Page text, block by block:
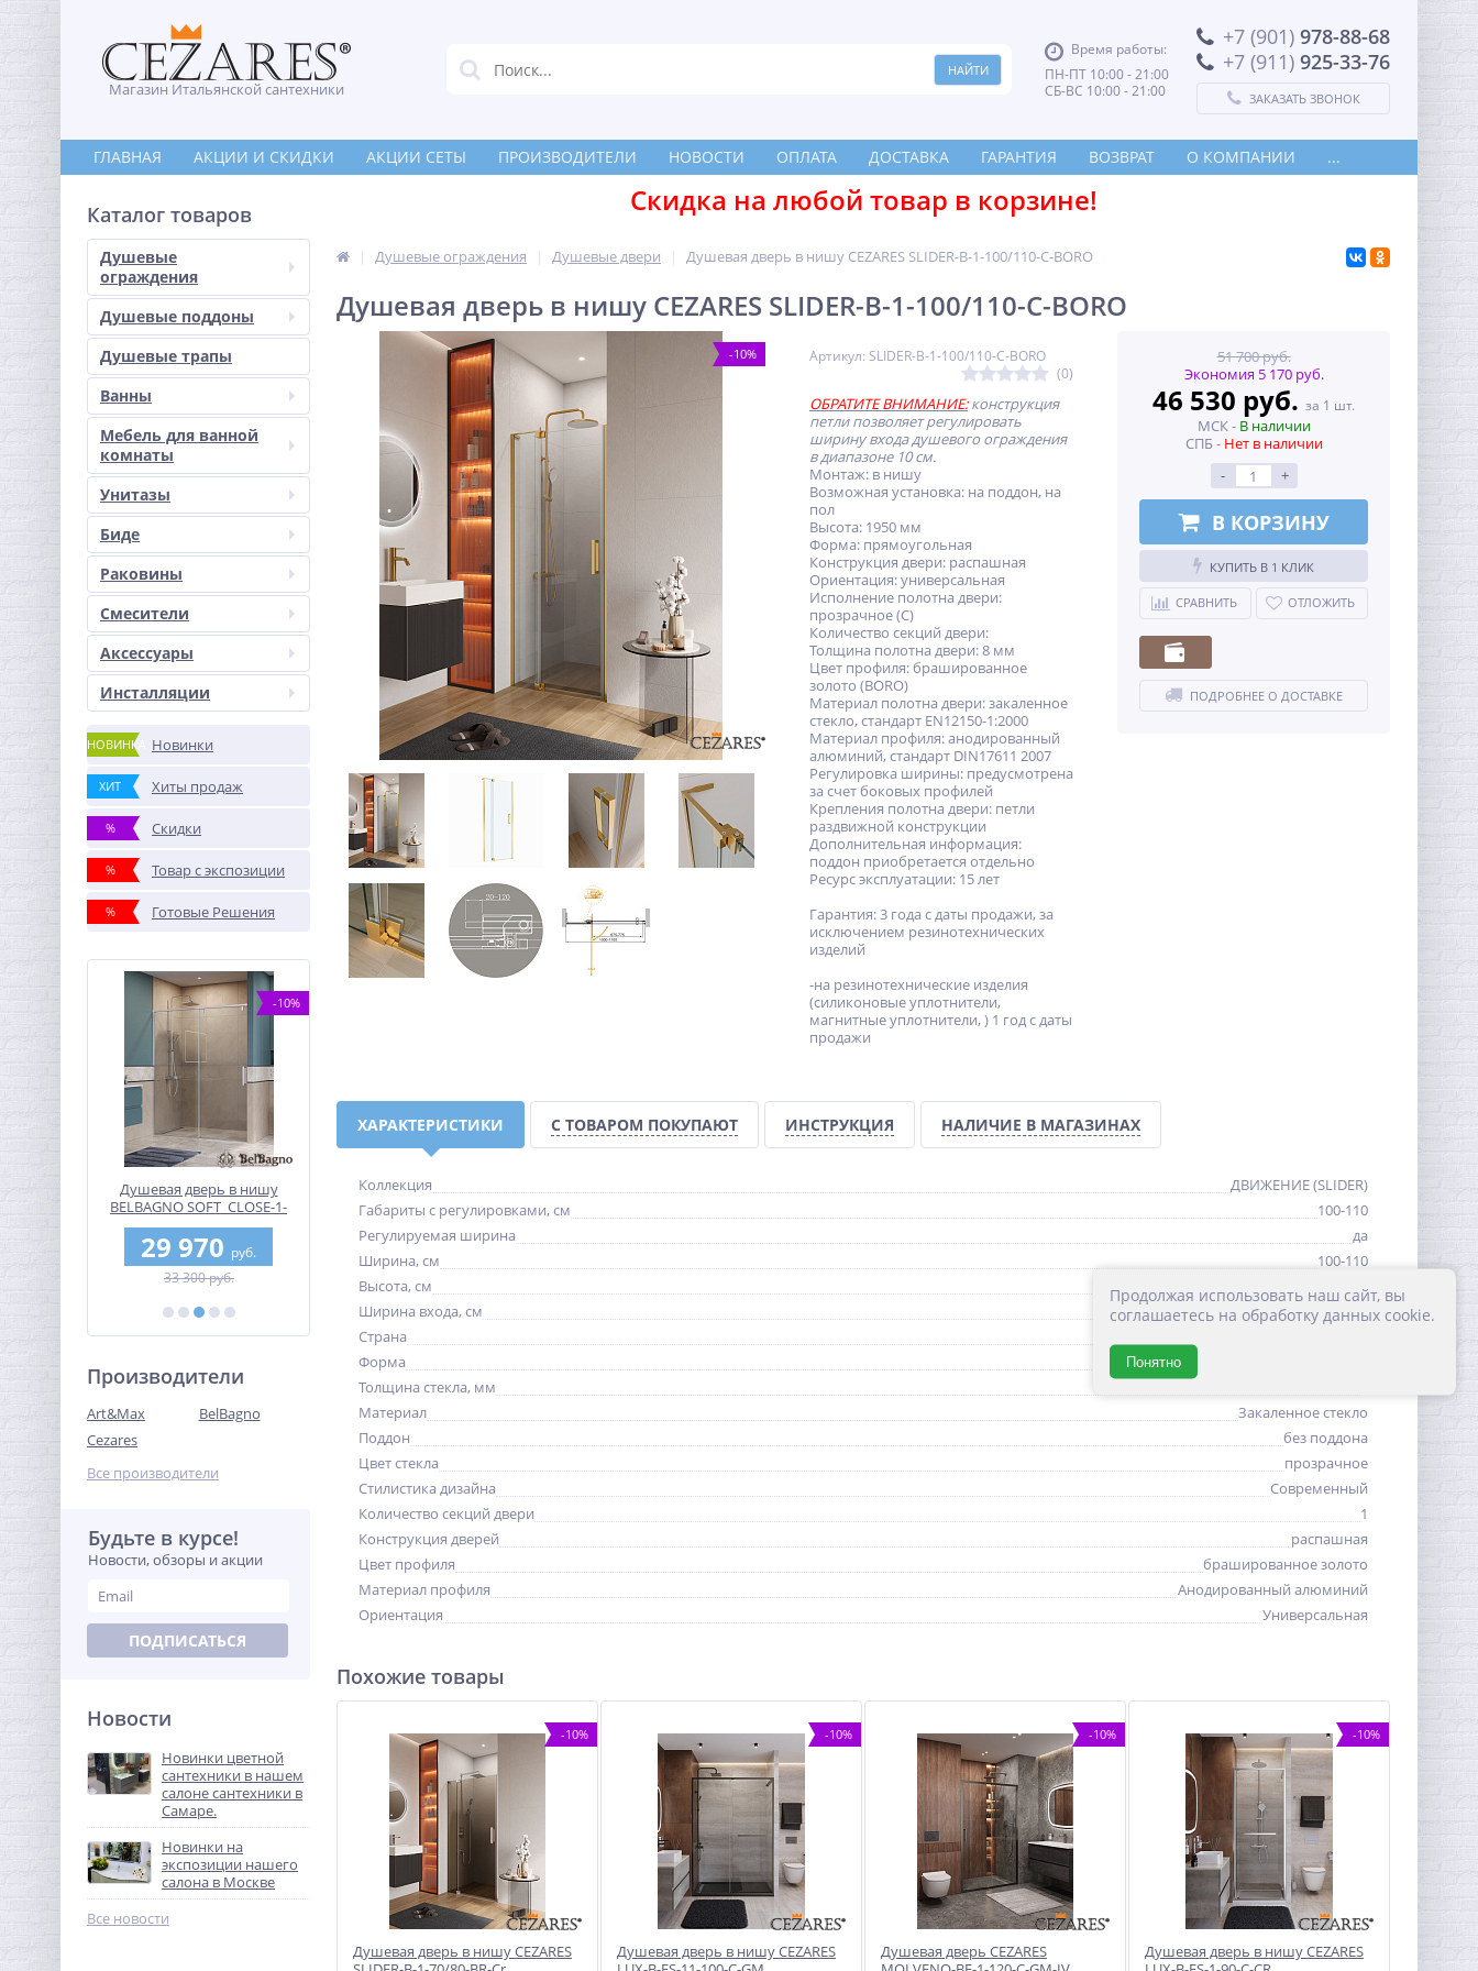
Магазин Итальянской сантехники
Время работы:
ПН-ПТ 10:00 - 21:00
СБ-ВС 10:00 - 21:00
+7 (901) 978-88-68
+7 (911) 925-33-76
ЗАКАЗАТЬ ЗВОНОК
ГЛАВНАЯ АКЦИИ И СКИДКИ АКЦИИ СЕТЫ ПРОИЗВОДИТЕЛИ НОВОСТИ ОПЛАТА ДОСТАВКА ГАРАНТИЯ ВОЗВРАТ О КОМПАНИИ ...
Каталог товаров
Душевые
ограждения
Душевые поддоны
Душевые трапы
Ванны
Мебель для ванной
комнаты
Унитазы
Биде
Раковины
Смесители
Аксессуары
Инсталляции
НОВИНКА Новинки
ХИТ Хиты продаж
% Скидки
% Товар с экспозиции
% Готовые Решения
-10%
Душевая дверь в нишу
BELBAGNO SOFT_CLOSE-1-
BF-1-150-C-Cr
29 970 руб.
33 300 руб.
Душевой уголок CEZARES
MOLVENO-A-22-100+30-C-
77 040
Душевой уголок CEZARES
SLIDER-AH-1-80-70/80-
GRIGIO-BORO
70 650
-10%
Душевой уголок CEZARES
60 300
Производители
Art&Max
BelBagno
Cezares
Все производители
Будьте в курсе!
Новости, обзоры и акции
ПОДПИСАТЬСЯ
Новости
Новинки цветной
сантехники в нашем
салоне сантехники в
Самаре.
Новинки на
экспозиции нашего
салона в Москве
Все новости
Скидка на любой товар в корзине!
Душевые ограждения Душевые двери Душевая дверь в нишу CEZARES SLIDER-B-1-100/110-C-BORO
Душевая дверь в нишу CEZARES SLIDER-B-1-100/110-C-BORO
-10%
Артикул: SLIDER-B-1-100/110-C-BORO
(0)
ОБРАТИТЕ ВНИМАНИЕ:конструкция
петли позволяет регулировать
ширину входа душевого ограждения
в диапазоне 10 см.
Монтаж: в нишу
Возможная установка: на поддон, на
пол
Высота: 1950 мм
Форма: прямоугольная
Конструкция двери: распашная
Ориентация: универсальная
Исполнение полотна двери:
прозрачное (C)
Количество секций двери:
Толщина полотна двери: 8 мм
Цвет профиля: брашированное
золото (BORO)
Материал полотна двери: закаленное
стекло, стандарт EN12150-1:2000
Материал профиля: анодированный
алюминий, стандарт DIN17611 2007
Регулировка ширины: предусмотрена
за счет боковых профилей
Крепления полотна двери: петли
раздвижной конструкции
Дополнительная информация:
поддон приобретается отдельно
Ресурс эксплуатации: 15 лет
Гарантия: 3 года с даты продажи, за
исключением резинотехнических
изделий
-на резинотехнические изделия
(силиконовые уплотнители,
магнитные уплотнители, ) 1 год с даты
продажи
51 700 руб.
Экономия 5 170 руб.
46 530 руб. за 1 шт.
МСК - В наличии
СПБ - Нет в наличии
-
+
В КОРЗИНУ
КУПИТЬ В 1 КЛИК
СРАВНИТЬ ОТЛОЖИТЬ
ПОДРОБНЕЕ О ДОСТАВКЕ
ХАРАКТЕРИСТИКИ С ТОВАРОМ ПОКУПАЮТ ИНСТРУКЦИЯ НАЛИЧИЕ В МАГАЗИНАХ
Коллекция
ДВИЖЕНИЕ (SLIDER)
Габариты с регулировками, см
100-110
Регулируемая ширина
да
Ширина, см
100-110
Высота, см
195
Ширина входа, см
67,5-77,5
Страна
Форма
Толщина стекла, мм
Материал
Закаленное стекло
Поддон
без поддона
Цвет стекла
прозрачное
Стилистика дизайна
Современный
Количество секций двери
1
Конструкция дверей
распашная
Цвет профиля
брашированное золото
Материал профиля
Анодированный алюминий
Ориентация
Универсальная
Похожие товары
-10%
Душевая дверь в нишу CEZARES
-10%
Душевая дверь в нишу CEZARES
-10%
Душевая дверь CEZARES
-10%
Душевая дверь в нишу CEZARES
Продолжая использовать наш сайт, вы
соглашаетесь на обработку данных cookie.
Понятно